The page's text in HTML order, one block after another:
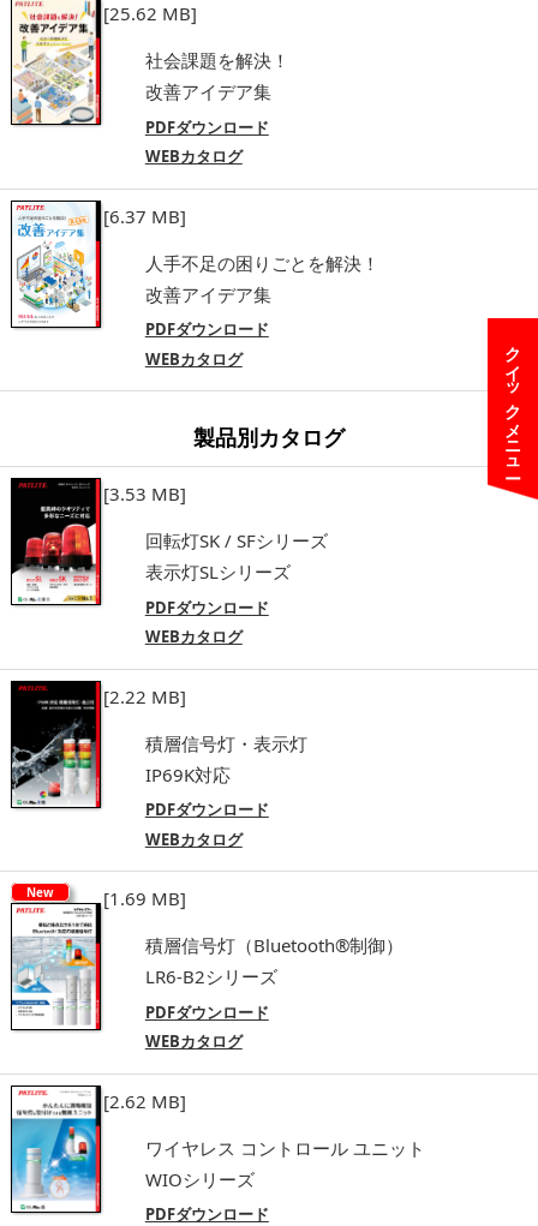
クイックメニュー
[25.62 MB]
社会課題を解決！
改善アイデア集
PDFダウンロード
WEBカタログ
[6.37 MB]
人手不足の困りごとを解決！
改善アイデア集
PDFダウンロード
WEBカタログ
製品別カタログ
[3.53 MB]
回転灯SK / SFシリーズ
表示灯SLシリーズ
PDFダウンロード
WEBカタログ
[2.22 MB]
積層信号灯・表示灯
IP69K対応
PDFダウンロード
WEBカタログ
New
[1.69 MB]
積層信号灯（Bluetooth®制御）
LR6-B2シリーズ
PDFダウンロード
WEBカタログ
[2.62 MB]
ワイヤレス コントロール ユニット
WIOシリーズ
PDFダウンロード